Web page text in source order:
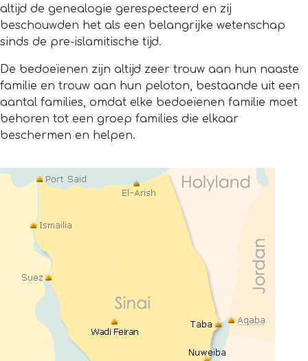
altijd de genealogie gerespecteerd en zij
beschouwden het als een belangrijke wetenschap
sinds de pre-islamitische tijd.
De bedoeïenen zijn altijd zeer trouw aan hun naaste
familie en trouw aan hun peloton, bestaande uit een
aantal families, omdat elke bedoeïenen familie moet
behoren tot een groep families die elkaar
beschermen en helpen.